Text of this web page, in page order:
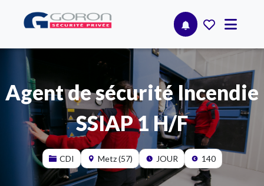
Agent de sécurité Incendie
SSIAP 1 H/F
CDI Metz (57) JOUR 140